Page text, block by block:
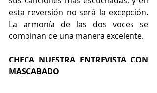
esta reversión no será la excepción.
La armonía de las dos voces se
combinan de una manera excelente.
CHECA NUESTRA ENTREVISTA CON
MASCABADO